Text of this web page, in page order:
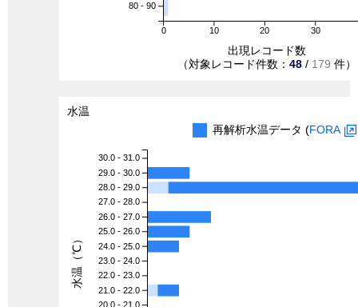
0 10 20 30
80 - 90
出現レコード数
（対象レコード件数： 48 / 179 件）
水温
再解析水温データ (FORA
30.0 - 31.0
29.0 - 30.0
28.0 - 29.0
27.0 - 28.0
26.0 - 27.0
25.0 - 26.0
24.0 - 25.0
23.0 - 24.0
22.0 - 23.0
21.0 - 22.0
20.0 - 21.0
水温（℃）